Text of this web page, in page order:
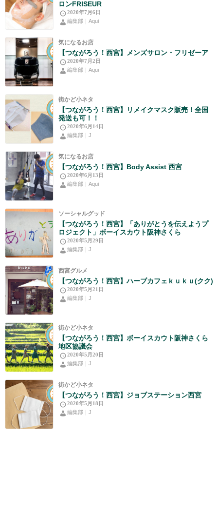
ロンFRISEUR
2020年7月6日
編集部｜Aqui
気になるお店
【つながろう！西宮】メンズサロン・フリゼーア
2020年7月2日
編集部｜Aqui
街かど小ネタ
【つながろう！西宮】リメイクマスク販売！全国
発送も可！！
2020年6月14日
編集部｜J
気になるお店
【つながろう！西宮】Body Assist 西宮
2020年6月13日
編集部｜Aqui
ソーシャルグッド
【つながろう！西宮】「ありがとうを伝えようプ
ロジェクト」ボーイスカウト阪神さくら
2020年5月29日
編集部｜J
西宮グルメ
【つながろう！西宮】ハーブカフェｋｕｋｕ(クク)
2020年5月21日
編集部｜J
街かど小ネタ
【つながろう！西宮】ボーイスカウト阪神さくら
地区協議会
2020年5月20日
編集部｜J
街かど小ネタ
【つながろう！西宮】ジョブステーション西宮
2020年5月18日
編集部｜J